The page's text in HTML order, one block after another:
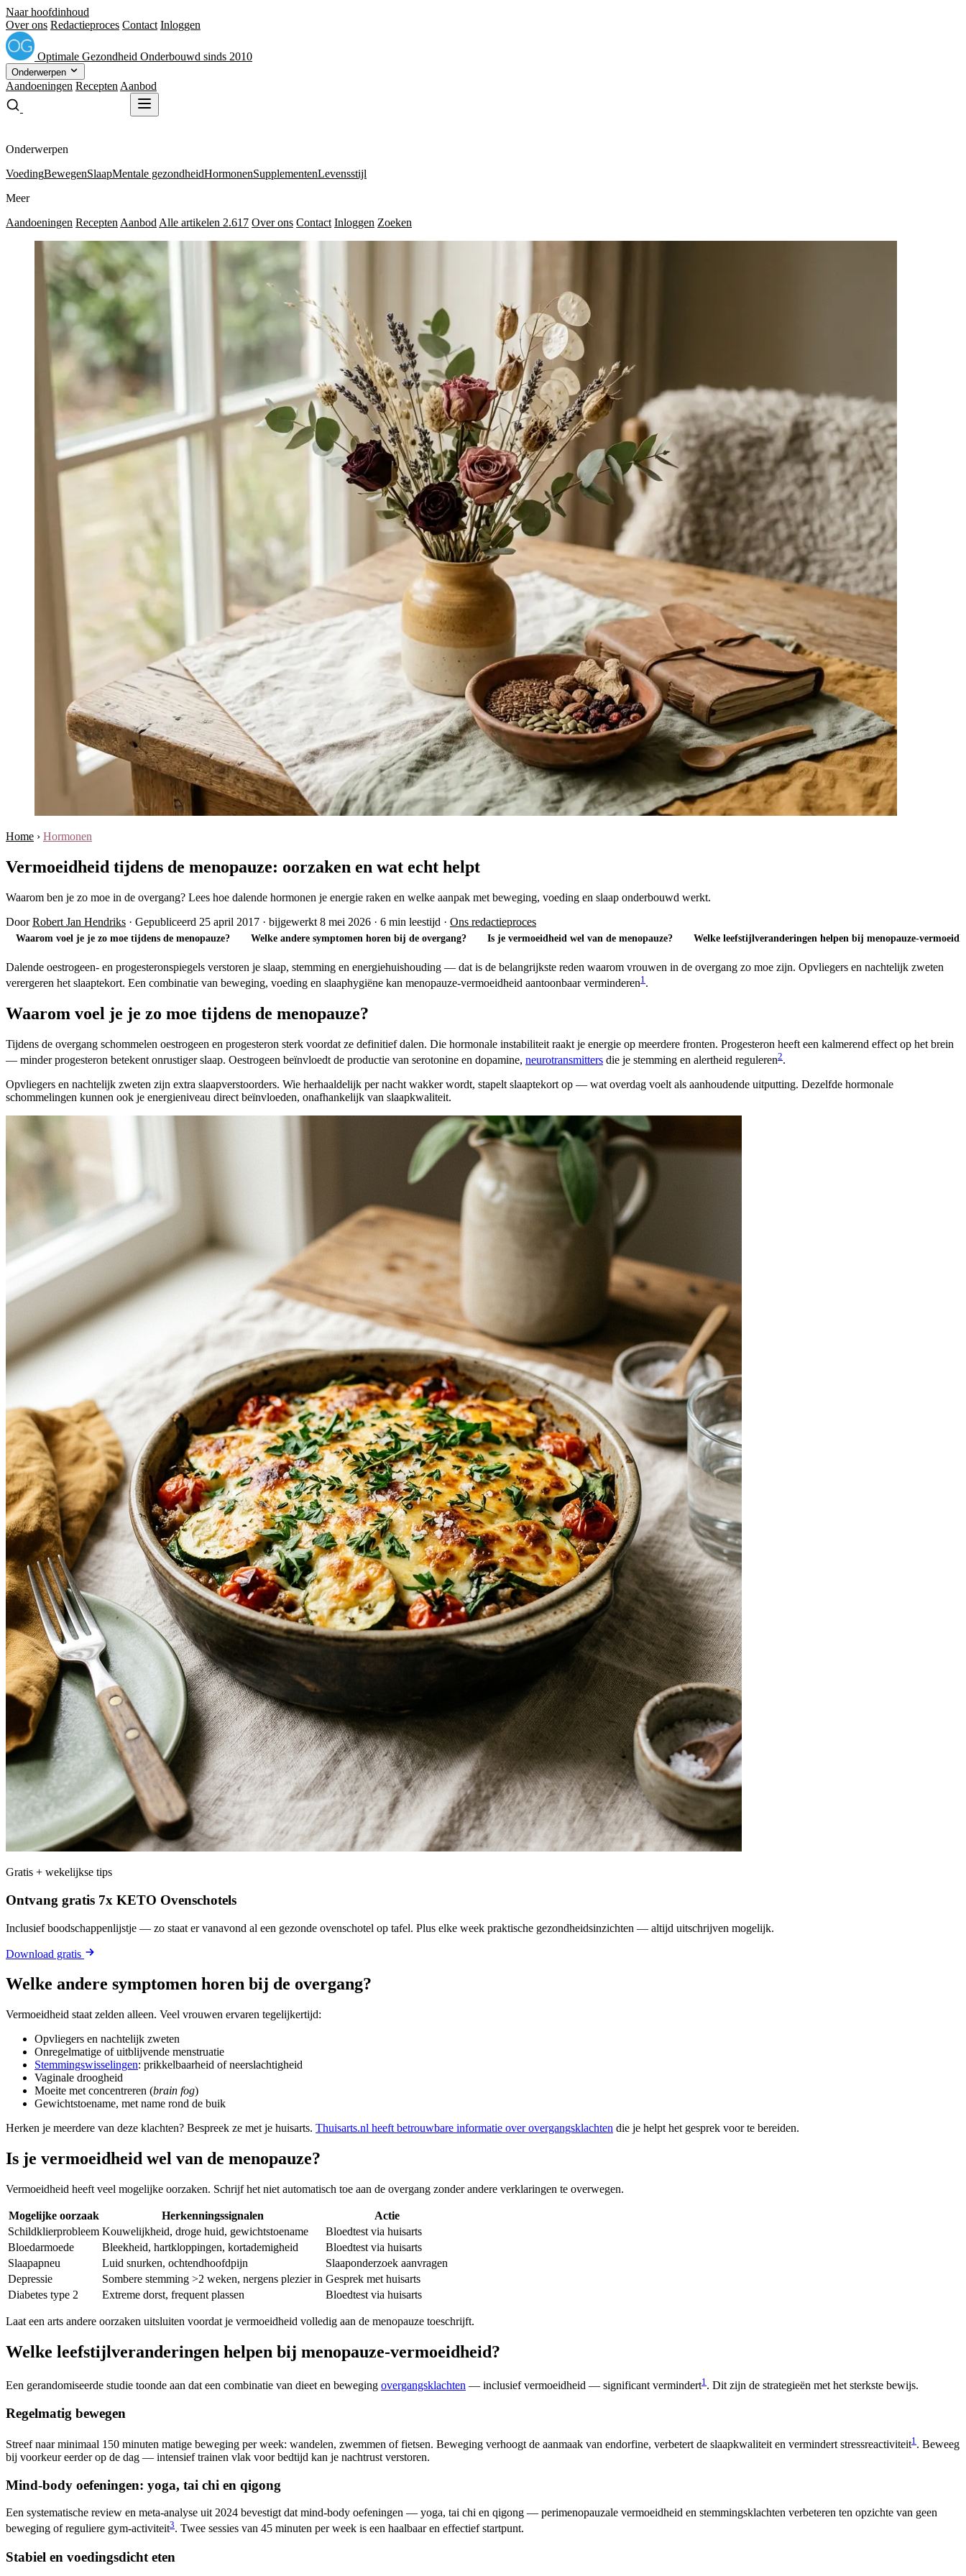
Naar hoofdinhoud
Over ons Redactieproces Contact Inloggen
Optimale Gezondheid Onderbouwd sinds 2010
Onderwerpen
Aandoeningen Recepten Aanbod
Onderwerpen
VoedingBewegenSlaapMentale gezondheidHormonenSupplementenLevensstijl
Meer
Aandoeningen Recepten Aanbod Alle artikelen 2.617 Over ons Contact Inloggen Zoeken
Home › Hormonen
Vermoeidheid tijdens de menopauze: oorzaken en wat echt helpt
Waarom ben je zo moe in de overgang? Lees hoe dalende hormonen je energie raken en welke aanpak met beweging, voeding en slaap onderbouwd werkt.
DoorRobert Jan Hendriks · Gepubliceerd 25 april 2017 · bijgewerkt 8 mei 2026 · 6 min leestijd · Ons redactieproces
Waarom voel je je zo moe tijdens de menopauze? Welke andere symptomen horen bij de overgang? Is je vermoeidheid wel van de menopauze? Welke leefstijlveranderingen helpen bij menopauze-
Dalende oestrogeen- en progesteronspiegels verstoren je slaap, stemming en energiehuishouding — dat is de belangrijkste reden waarom vrouwen in de overgang zo moe zijn. Opvliegers en nachtelijk zweten
verergeren het slaaptekort. Een combinatie van beweging, voeding en slaaphygiëne kan menopauze-vermoeidheid aantoonbaar verminderen1 .
Waarom voel je je zo moe tijdens de menopauze?
Tijdens de overgang schommelen oestrogeen en progesteron sterk voordat ze definitief dalen. Die hormonale instabiliteit raakt je energie op meerdere fronten. Progesteron heeft een kalmerend effect op het brein
— minder progesteron betekent onrustiger slaap. Oestrogeen beïnvloedt de productie van serotonine en dopamine, neurotransmitters die je stemming en alertheid reguleren2.
Opvliegers en nachtelijk zweten zijn extra slaapverstoorders. Wie herhaaldelijk per nacht wakker wordt, stapelt slaaptekort op — wat overdag voelt als aanhoudende uitputting. Dezelfde hormonale
schommelingen kunnen ook je energieniveau direct beïnvloeden, onafhankelijk van slaapkwaliteit.
Gratis + wekelijkse tips
Ontvang gratis 7x KETO Ovenschotels
Inclusief boodschappenlijstje — zo staat er vanavond al een gezonde ovenschotel op tafel. Plus elke week praktische gezondheidsinzichten — altijd uitschrijven mogelijk.
Download gratis
Welke andere symptomen horen bij de overgang?
Vermoeidheid staat zelden alleen. Veel vrouwen ervaren tegelijkertijd:
Opvliegers en nachtelijk zweten
Onregelmatige of uitblijvende menstruatie
Stemmingswisselingen: prikkelbaarheid of neerslachtigheid
Vaginale droogheid
Moeite met concentreren (brain fog)
Gewichtstoename, met name rond de buik
Herken je meerdere van deze klachten? Bespreek ze met je huisarts. Thuisarts.nl heeft betrouwbare informatie over overgangsklachten die je helpt het gesprek voor te bereiden.
Is je vermoeidheid wel van de menopauze?
Vermoeidheid heeft veel mogelijke oorzaken. Schrijf het niet automatisch toe aan de overgang zonder andere verklaringen te overwegen.
Mogelijke oorzaak Herkenningssignalen
Actie
Schildklierprobleem Kouwelijkheid, droge huid, gewichtstoename
Bloedtest via huisarts
Bloedarmoede
Bleekheid, hartkloppingen, kortademigheid
Bloedtest via huisarts
Slaapapneu
Luid snurken, ochtendhoofdpijn
Slaaponderzoek aanvragen
Depressie
Sombere stemming >2 weken, nergens plezier in Gesprek met huisarts
Diabetes type 2
Extreme dorst, frequent plassen Bloedtest via huisarts
Laat een arts andere oorzaken uitsluiten voordat je vermoeidheid volledig aan de menopauze toeschrijft.
Welke leefstijlveranderingen helpen bij menopauze-vermoeidheid?
Een gerandomiseerde studie toonde aan dat een combinatie van dieet en beweging overgangsklachten — inclusief vermoeidheid — significant vermindert1 . Dit zijn de strategieën met het sterkste bewijs.
Regelmatig bewegen
Streef naar minimaal 150 minuten matige beweging per week: wandelen, zwemmen of fietsen. Beweging verhoogt de aanmaak van endorfine, verbetert de slaapkwaliteit en vermindert stressreactiviteit1 . Beweeg
bij voorkeur eerder op de dag — intensief trainen vlak voor bedtijd kan je nachtrust verstoren.
Mind-body oefeningen: yoga, tai chi en qigong
Een systematische review en meta-analyse uit 2024 bevestigt dat mind-body oefeningen — yoga, tai chi en qigong — perimenopauzale vermoeidheid en stemmingsklachten verbeteren ten opzichte van geen
beweging of reguliere gym-activiteit3. Twee sessies van 45 minuten per week is een haalbaar en effectief startpunt.
Stabiel en voedingsdicht eten